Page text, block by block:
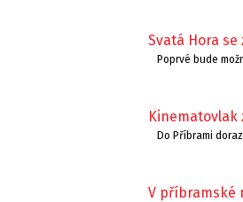
Svatá Hora
Poprvé bude
Do Příbrami
V příbramské